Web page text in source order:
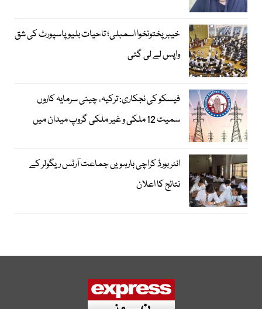
خیبرپختونخوا اسمبلی؛ تاحیات بلیو پاسپورٹ کی شق
واپس لے لی گئی
فیسکو کی نجکاری: ترکیہ، چینی سرمایہ کاروں
سمیت 12 ملکی و غیر ملکی گروپ میدان میں
انٹر بورڈ کراچی بارہویں جماعت آرٹس ریگولر کے
نتائج کا اعلان